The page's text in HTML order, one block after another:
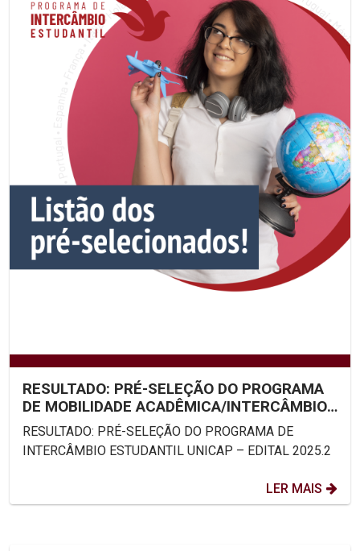
RESULTADO: PRÉ-SELEÇÃO DO PROGRAMA
DE MOBILIDADE ACADÊMICA/INTERCÂMBIO
ESTUDANTIL UNICAP – EDITAL...
RESULTADO: PRÉ-SELEÇÃO DO PROGRAMA DE
INTERCÂMBIO ESTUDANTIL UNICAP – EDITAL 2025.2
LER MAIS